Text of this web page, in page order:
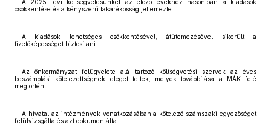
A 2025. évi költségvetésünket az előző évekhez hasonlóan a kiadások
csökkentése és a kényszerű takarékosság jellemezte.
A kiadások lehetséges csökkentésével, átütemezésével sikerült a
fizetőképességet biztosítani.
Az önkormányzat felügyelete alá tartozó költségvetési szervek az éves
beszámolási kötelezettségnek eleget tettek, melyek továbbítása a MÁK felé
megtörtént.
A hivatal az intézmények vonatkozásában a kötelező számszaki egyezőséget
felülvizsgálta és azt dokumentálta.